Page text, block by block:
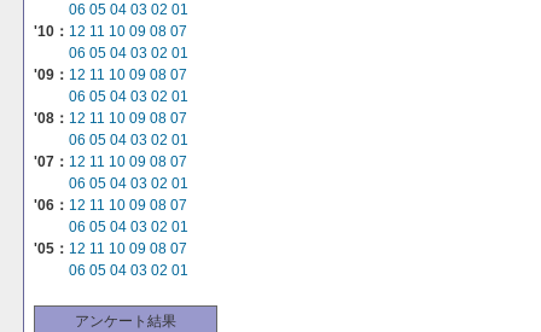
06 05 04 03 02 01
'10： 12 11 10 09 08 07
06 05 04 03 02 01
'09： 12 11 10 09 08 07
06 05 04 03 02 01
'08： 12 11 10 09 08 07
06 05 04 03 02 01
'07： 12 11 10 09 08 07
06 05 04 03 02 01
'06： 12 11 10 09 08 07
06 05 04 03 02 01
'05： 12 11 10 09 08 07
06 05 04 03 02 01
アンケート結果